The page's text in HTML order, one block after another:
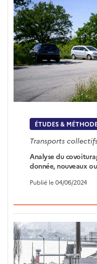
ÉTUDES &
Transports
Analyse du
donnée, nouveaux
Publié le 04/06/2024